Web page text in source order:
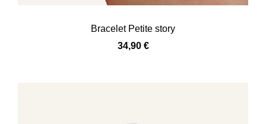
Bracelet Petite story
34,90 €